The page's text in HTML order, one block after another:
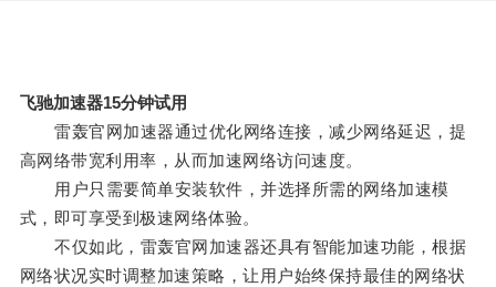
飞驰加速器15分钟试用
雷轰官网加速器通过优化网络连接，减少网络延迟，提
高网络带宽利用率，从而加速网络访问速度。
用户只需要简单安装软件，并选择所需的网络加速模
式，即可享受到极速网络体验。
不仅如此，雷轰官网加速器还具有智能加速功能，根据
网络状况实时调整加速策略，让用户始终保持最佳的网络状